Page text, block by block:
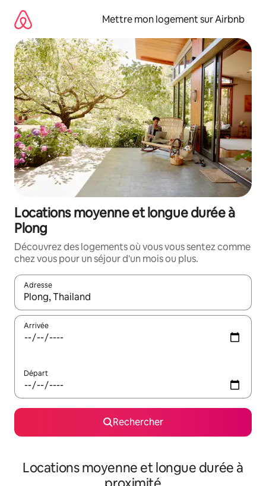
directement
contenu
Mettre mon logement sur Airbnb
Locations moyenne et longue durée à
Plong
Découvrez des logements où vous vous sentez comme
chez vous pour un séjour d'un mois ou plus.
Adresse
Lorsque les résultats s'affichent, utilisez les flèches vers le
Arrivée
Départ
Rechercher
Locations moyenne et longue durée à